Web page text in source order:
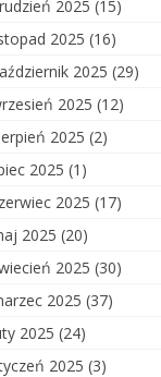
wizyjny –
wejść
informacyjna –
wejść
informacyjna –
2025 (15)
2025 (16)
2025 (29)
2025 (12)
2025 (2)
2025 (1)
2025 (17)
2025 (20)
2025 (30)
2025 (37)
2025 (24)
2025 (3)